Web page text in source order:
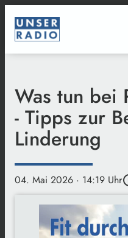
Was tun bei
- Tipps zur
Linderung
04. Mai 2026 · 14:19 Uhr